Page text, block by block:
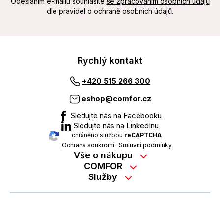
dle pravidel o ochraně osobních údajů.
Rychlý kontakt
+420 515 266 300
eshop@comfor.cz
Sledujte nás na Facebooku
Sledujte nás na LinkedInu
chráněno službou reCAPTCHA
Ochrana soukromí-Smluvní podmínky
Vše o nákupu
Nákup na splátky
Možnosti platby
COMFOR
Kontakty
Kariéra
Služby